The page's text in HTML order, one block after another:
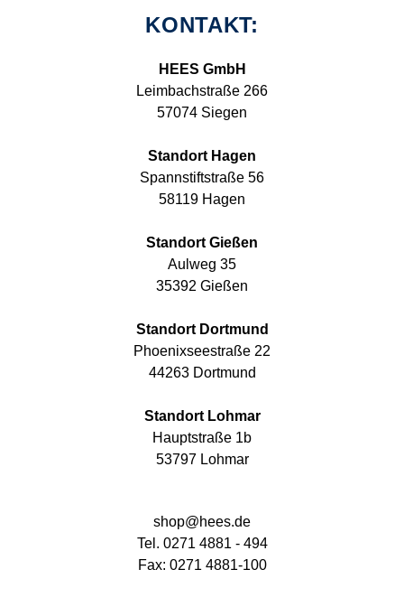
KONTAKT:
HEES GmbH
Leimbachstraße 266
57074 Siegen
Standort Hagen
Spannstiftstraße 56
58119 Hagen
Standort Gießen
Aulweg 35
35392 Gießen
Standort Dortmund
Phoenixseestraße 22
44263 Dortmund
Standort Lohmar
Hauptstraße 1b
53797 Lohmar
shop@hees.de
Tel. 0271 4881 - 494
Fax: 0271 4881-100